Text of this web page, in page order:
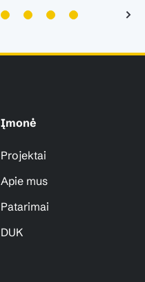
Įmonė
Projektai
Apie mus
Patarimai
DUK